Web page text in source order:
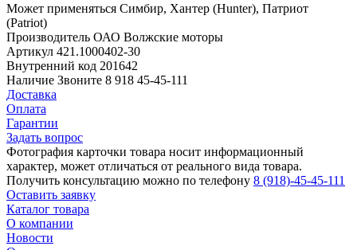
Может применяться Симбир, Хантер (Hunter), Патриот
(Patriot)
Производитель ОАО Волжские моторы
Артикул 421.1000402-30
Внутренний код 201642
Наличие Звоните 8 918 45-45-111
Доставка
Оплата
Гарантии
Задать вопрос
Фотография карточки товара носит информационный
характер, может отличаться от реального вида товара.
Получить консультацию можно по телефону 8 (918)-45-45-111
Оставить заявку
Каталог товара
О компании
Новости